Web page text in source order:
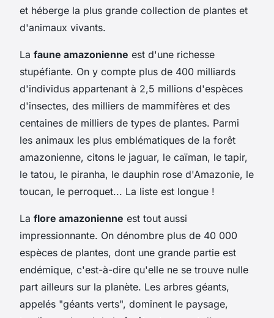
et héberge la plus grande collection de plantes et
d'animaux vivants.
La faune amazonienne est d'une richesse
stupéfiante. On y compte plus de 400 milliards
d'individus appartenant à 2,5 millions d'espèces
d'insectes, des milliers de mammifères et des
centaines de milliers de types de plantes. Parmi
les animaux les plus emblématiques de la forêt
amazonienne, citons le jaguar, le caïman, le tapir,
le tatou, le piranha, le dauphin rose d'Amazonie, le
toucan, le perroquet... La liste est longue !
La flore amazonienne est tout aussi
impressionnante. On dénombre plus de 40 000
espèces de plantes, dont une grande partie est
endémique, c'est-à-dire qu'elle ne se trouve nulle
part ailleurs sur la planète. Les arbres géants,
appelés "géants verts", dominent le paysage,